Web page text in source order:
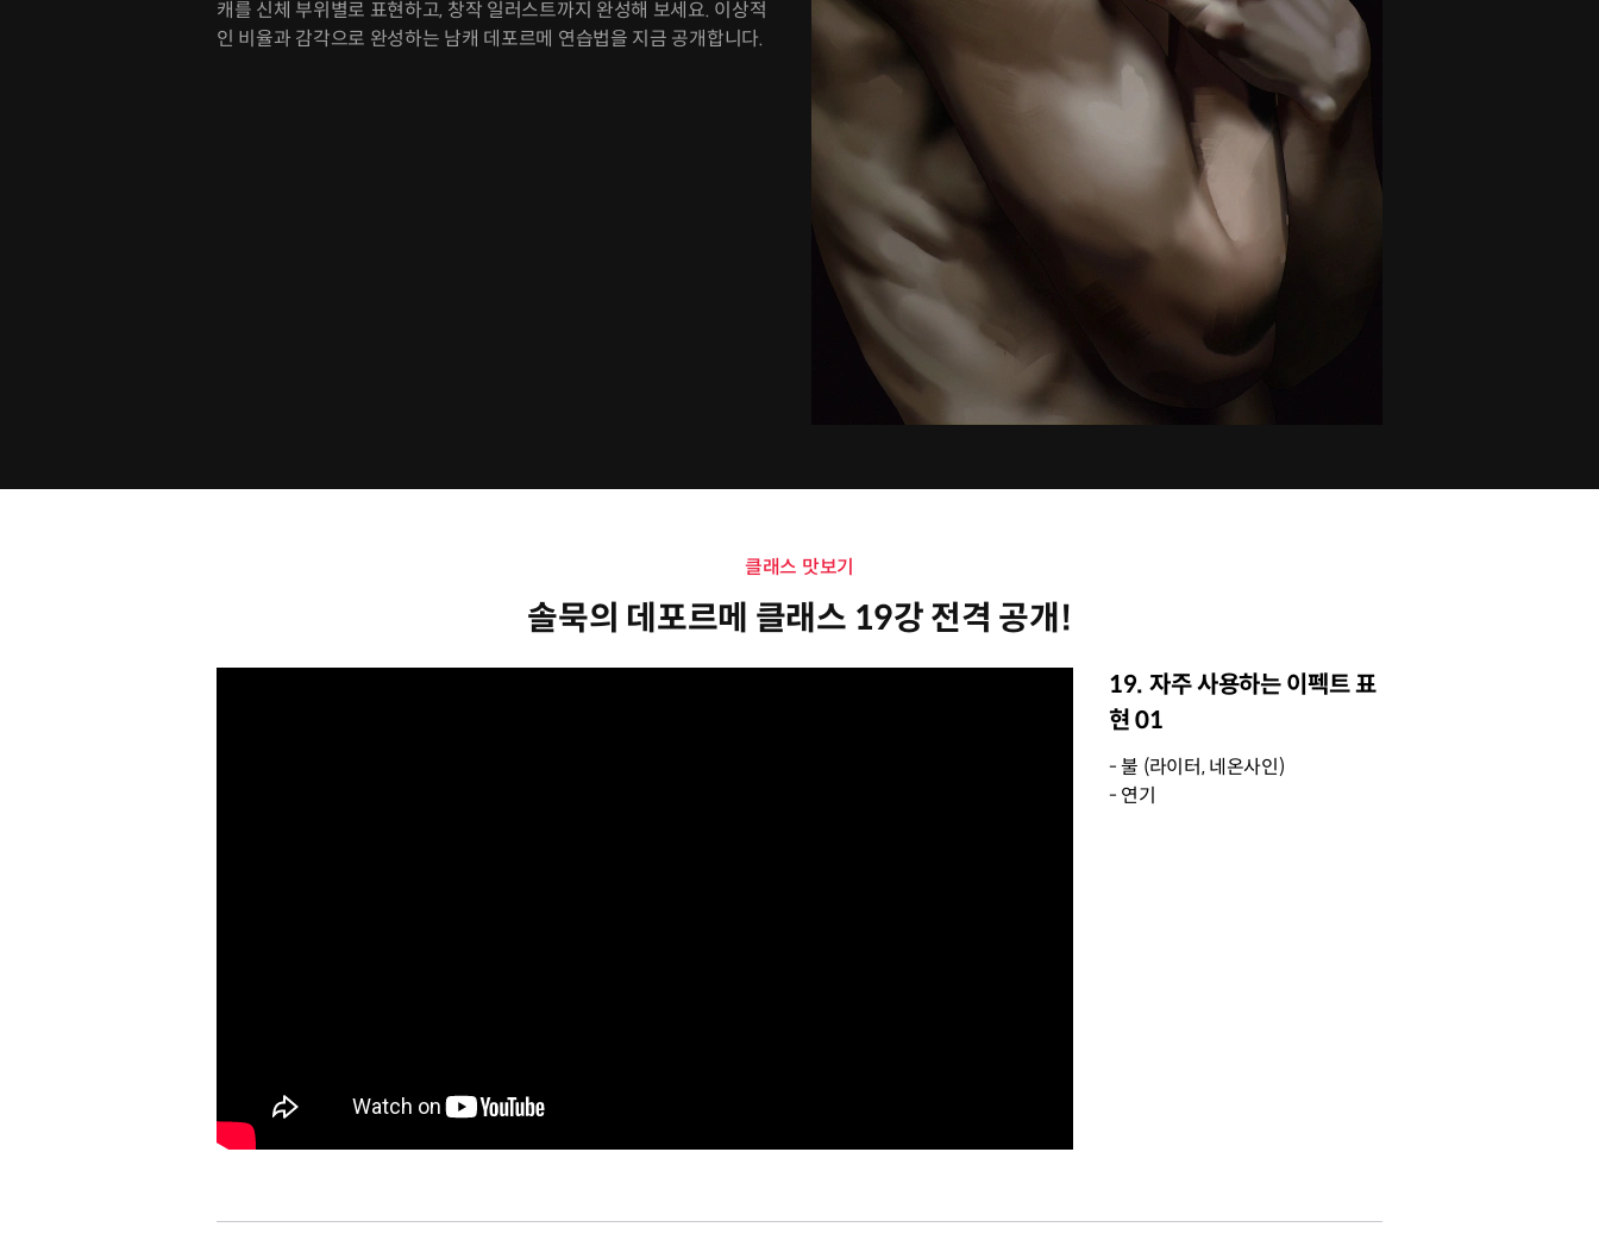
캐를 신체 부위별로 표현하고, 창작 일러스트까지 완성해 보세요. 이상적
인 비율과 감각으로 완성하는 남캐 데포르메 연습법을 지금 공개합니다.
클래스 맛보기
솔묵의 데포르메 클래스 19강 전격 공개!
19. 자주 사용하는 이펙트 표
현 01
- 불 (라이터, 네온사인)
- 연기